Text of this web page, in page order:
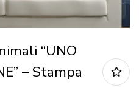
“UNO
– Stampa